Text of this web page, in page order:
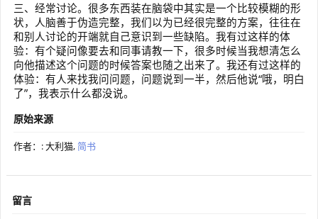
三、经常讨论。很多东西装在脑袋中其实是一个比较模糊的形
状，人脑善于伪造完整，我们以为已经很完整的方案，往往在
和别人讨论的开端就自己意识到一些缺陷。我有过这样的体
验：有个疑问像要去和同事请教一下，很多时候当我想清怎么
向他描述这个问题的时候答案也随之出来了。我还有过这样的
体验：有人来找我问问题，问题说到一半，然后他说“哦，明白
了”，我表示什么都没说。
原始来源
作者：: 大利猫, 简书
留言